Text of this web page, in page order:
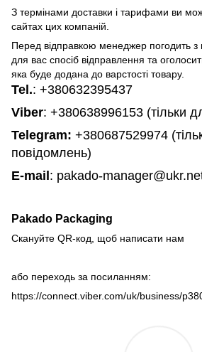
З термінами доставки і тарифами ви
сайтах цих компаній.
Перед відправкою менеджер погодить
для вас спосіб відправлення та
яка буде додана до варстості товару.
Tel.: +380632395437
Viber: +380638996153 (тільки
Telegram: +380687529974
повідомлень)
E-mail: pakado-
Pakado Packaging
Скануйте QR-код, щоб написати нам
або переходь за посиланням:
https://connect.viber.com/uk/business/